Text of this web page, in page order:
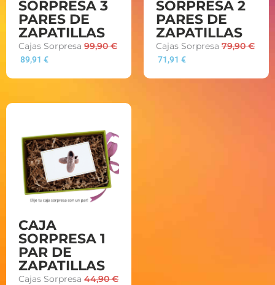
SORPRESA 3
PARES DE
ZAPATILLAS
Cajas Sorpresa 99,90€
89,91 €
SORPRESA 2
PARES DE
ZAPATILLAS
Cajas Sorpresa 79,90€
71,91 €
CAJA
SORPRESA 1
PAR DE
ZAPATILLAS
Cajas Sorpresa 44,90€